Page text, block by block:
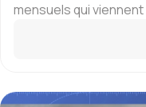
mensuels qui